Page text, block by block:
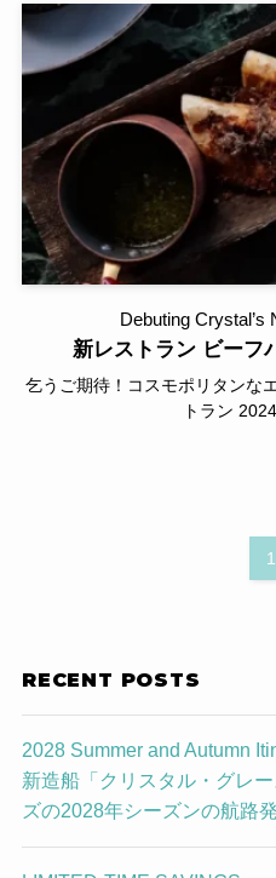
Debuting Crystal’s
新レストラン ビーフ
乞うご期待！コスモポリタンな
トラン
1
RECENT POSTS
2028 Summer and Autumn
新造船「クリスタル・グレ
ズの2028年シーズンの航路